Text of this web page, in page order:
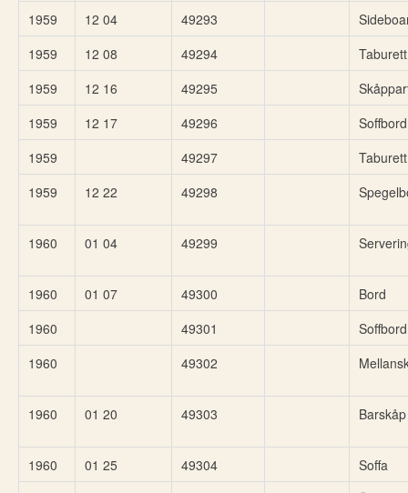
1959
12 04 49293
1959
12 08 49294
Taburett
1959
12 16 49295
1959
12 17 49296
Soffbord
1959
49297
Taburett
1959
12 22 49298
1960 01 04 49299
1960 01 07 49300
Bord
1960
49301
Soffbord
1960
49302
1960 01 20 49303 Barskåp
1960 01 25 49304
Soffa